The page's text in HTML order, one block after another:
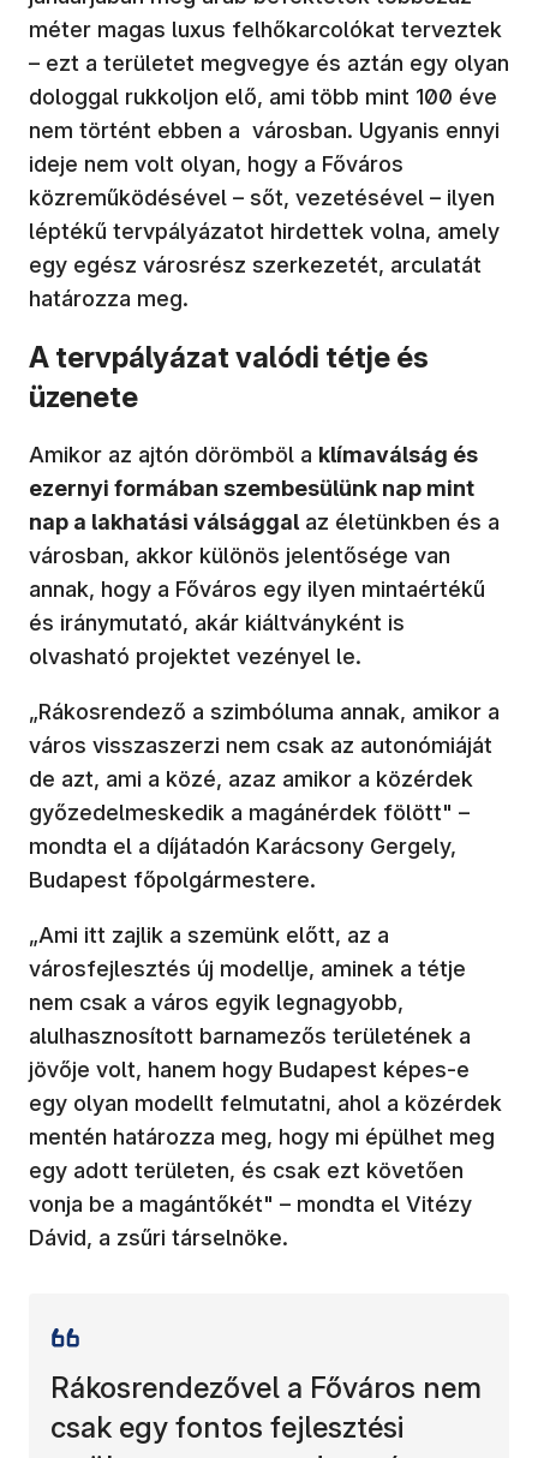
méter magas luxus felhőkarcolókat terveztek
– ezt a területet megvegye és aztán egy olyan
dologgal rukkoljon elő, ami több mint 100 éve
nem történt ebben a városban. Ugyanis ennyi
ideje nem volt olyan, hogy a Főváros
közreműködésével – sőt, vezetésével – ilyen
léptékű tervpályázatot hirdettek volna, amely
egy egész városrész szerkezetét, arculatát
határozza meg.
A tervpályázat valódi tétje és
üzenete
Amikor az ajtón dörömböl a klímaválság és
ezernyi formában szembesülünk nap mint
nap a lakhatási válsággal az életünkben és a
városban, akkor különös jelentősége van
annak, hogy a Főváros egy ilyen mintaértékű
és iránymutató, akár kiáltványként is
olvasható projektet vezényel le.
„Rákosrendező a szimbóluma annak, amikor a
város visszaszerzi nem csak az autonómiáját
de azt, ami a közé, azaz amikor a közérdek
győzedelmeskedik a magánérdek fölött" –
mondta el a díjátadón Karácsony Gergely,
Budapest főpolgármestere.
„Ami itt zajlik a szemünk előtt, az a
városfejlesztés új modellje, aminek a tétje
nem csak a város egyik legnagyobb,
alulhasznosított barnamezős területének a
jövője volt, hanem hogy Budapest képes-e
egy olyan modellt felmutatni, ahol a közérdek
mentén határozza meg, hogy mi épülhet meg
egy adott területen, és csak ezt követően
vonja be a magántőkét" – mondta el Vitézy
Dávid, a zsűri társelnöke.
Rákosrendezővel a Főváros nem
csak egy fontos fejlesztési